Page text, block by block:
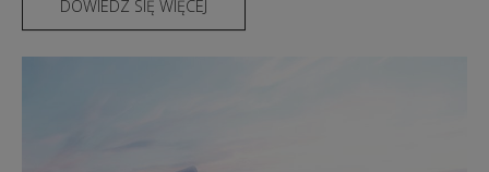
DOWIEDZ SIĘ WIĘCEJ